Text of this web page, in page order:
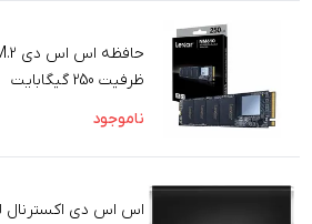
ظرفیت 250 گیگابایت
ناموجود